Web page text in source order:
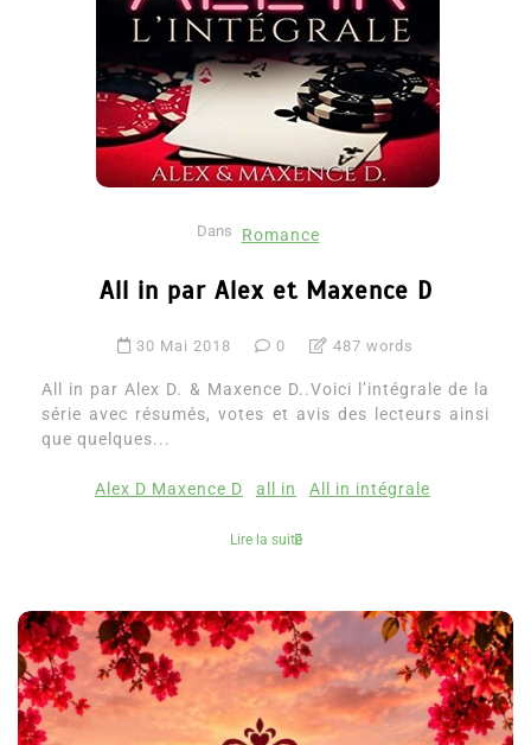
Dans Romance
All in par Alex et Maxence D
30 Mai 2018 0 487 words
All in par Alex D. & Maxence D..Voici l’intégrale de la
série avec résumés, votes et avis des lecteurs ainsi
que quelques...
Alex D Maxence D all in All in intégrale
Lire la suite